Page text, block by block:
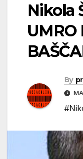
Nikola
UMRO
By